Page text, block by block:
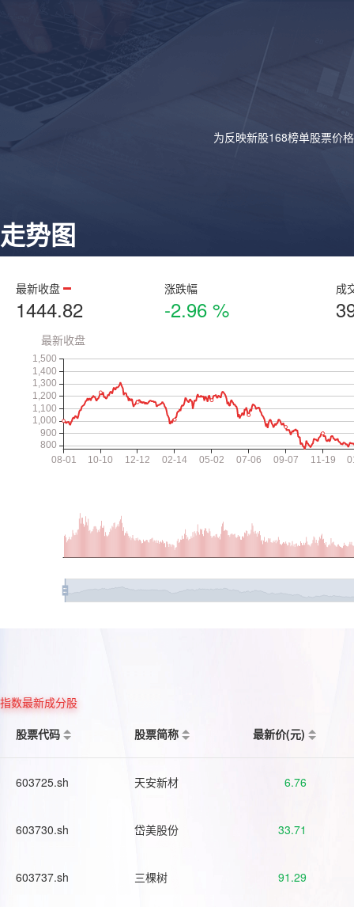
为反映新股168榜单股票价
走势图
最新收盘
1444.82
涨跌幅
-2.96 %
成
指数最新成分股
股票代码
股票简称 最新价(元)
603725.sh 天安新材 6.76
603730.sh 岱美股份 33.71
603737.sh 三棵树 91.29